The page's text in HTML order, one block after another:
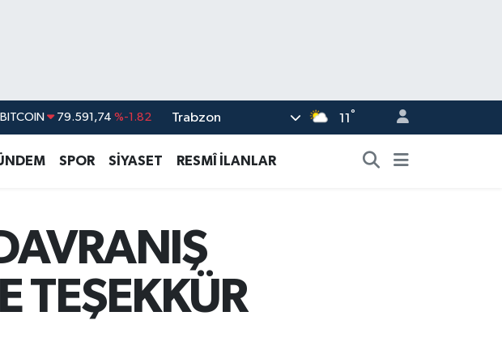
DOLAR 45,43620 %0.02
BİST100 14.598,00 %0
BITCOIN 79.591,74 %-1.82
Trabzon 11 °
SPOR SİYASET RESMÎ İLANLAR
TEŞEKKÜR